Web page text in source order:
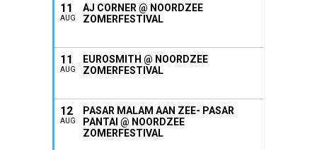
11
AUG
AJ CORNER @ NOORDZEE
ZOMERFESTIVAL
11
AUG
EUROSMITH @ NOORDZEE
ZOMERFESTIVAL
12
AUG
PASAR MALAM AAN ZEE- PASAR
PANTAI @ NOORDZEE
ZOMERFESTIVAL